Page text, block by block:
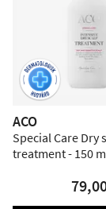
ACO
Special Care Dry
treatment - 150